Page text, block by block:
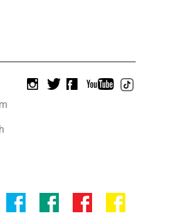
instagram
twitterfacebookyoutube
tiktok
facebookfacebookFacebookfacebook